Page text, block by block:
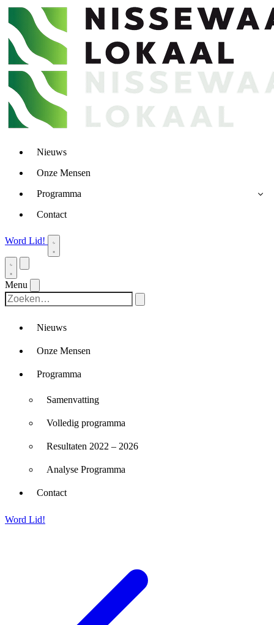
Nieuws
Onze Mensen
Programma
Contact
Word Lid!
Menu
Nieuws
Onze Mensen
Programma
Samenvatting
Volledig programma
Resultaten 2022 – 2026
Analyse Programma
Contact
Word Lid!